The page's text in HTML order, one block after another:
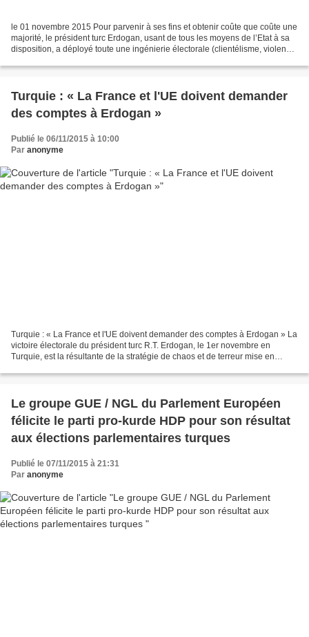
le 01 novembre 2015 Pour parvenir à ses fins et obtenir coûte que coûte une
majorité, le président turc Erdogan, usant de tous les moyens de l’Etat à sa
disposition, a déployé toute une ingénierie électorale (clientélisme, violence,
Turquie : « La France et l'UE doivent demander
des comptes à Erdogan »
Publié le 06/11/2015 à 10:00
Par anonyme
Turquie : « La France et l'UE doivent demander des comptes à Erdogan » La
victoire électorale du président turc R.T. Erdogan, le 1er novembre en
Turquie, est la résultante de la stratégie de chaos et de terreur mise en
Le groupe GUE / NGL du Parlement Européen
félicite le parti pro-kurde HDP pour son résultat
aux élections parlementaires turques
Publié le 07/11/2015 à 21:31
Par anonyme